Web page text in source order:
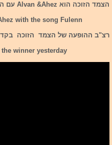
הצמד הזוכה הוא Alvan &Ahez עם השיר Fulenn
with the song Fulenn
רצ"ב ההופעה של הצמד הזוכה בקדם
winner yesterday